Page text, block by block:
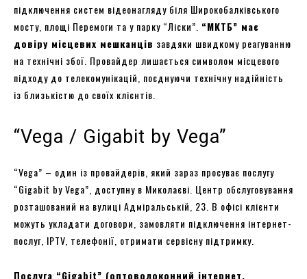
підключення систем відеонагляду біля Широкобалківського
мосту, площі Перемоги та у парку “Ліски”. “МКТБ” має
довіру місцевих мешканців завдяки швидкому реагуванню
на технічні збої. Провайдер лишається символом місцевого
підходу до телекомунікацій, поєднуючи технічну надійність
із близькістю до своїх клієнтів.
“Vega / Gigabit by Vega”
“Vega” – один із провайдерів, який зараз просуває послугу
“Gigabit by Vega”, доступну в Миколаєві. Центр обслуговування
розташований на вулиці Адміральській, 23. В офісі клієнти
можуть укладати договори, замовляти підключення інтернет-
послуг, IPTV, телефонії, отримати сервісну підтримку.
Послуга “Gigabit” (оптоволоконний інтернет,